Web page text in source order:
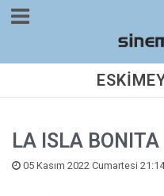
LA ISLA
05 Kasım 2022 Cumartesi 21:14